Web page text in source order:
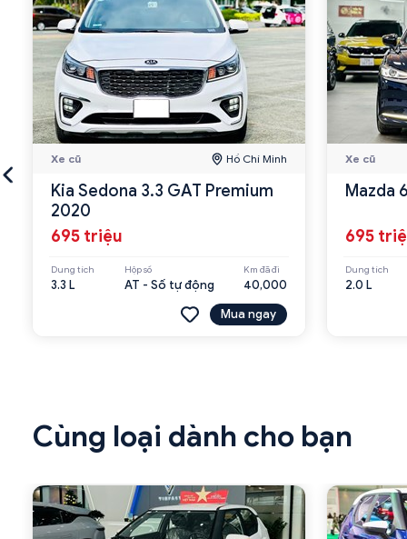
Xe cũ Hồ Chí Minh
Kia Sedona 3.3 GAT Premium
2020
695 triệu
Dung tích
3.3 L
Hộp số
AT - Số tự động
Km đã đi
40,000
Mua ngay
Xe cũ
Mazda
695
Dung tích
2.0 L
Cùng loại dành cho bạn